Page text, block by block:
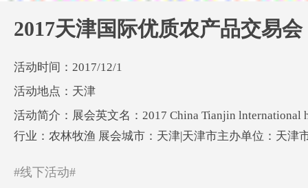
2017天津国际优质农产品交易会
活动时间：2017/12/1
活动地点：天津
活动简介：展会英文名：2017 China Tianjin
行业：农林牧渔 展会城市：天津|天津市主办单位：天
#线下活动#